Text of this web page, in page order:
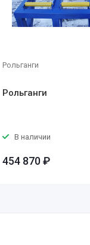
Рольганги
Рольганги
В наличии
454 870 ₽